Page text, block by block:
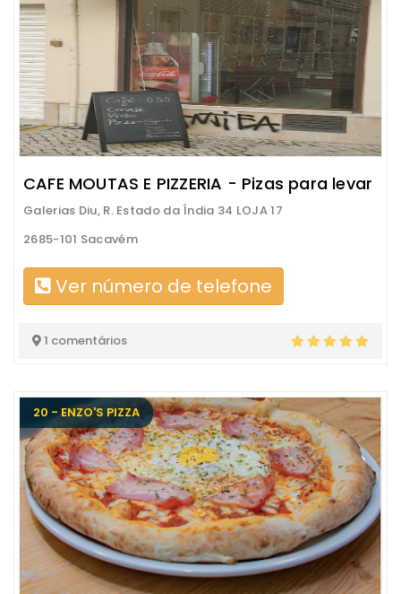
CAFE MOUTAS E PIZZERIA - Pizas para levar
Galerias Diu, R. Estado da Índia 34 LOJA 17
2685-101 Sacavém
Ver número de telefone
1 comentários
20 - ENZO'S PIZZA